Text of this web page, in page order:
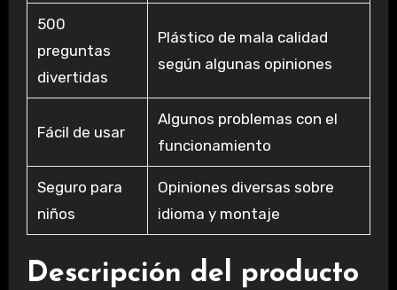
500
preguntas
divertidas
Plástico de mala calidad
según algunas opiniones
Fácil de usar
Algunos problemas con el
funcionamiento
Seguro para
niños
Opiniones diversas sobre
idioma y montaje
Descripción del producto